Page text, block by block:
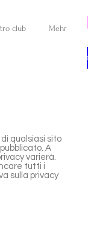
club Mehr
qualsiasi sito
A
varierà.
tutti i
sulla privacy